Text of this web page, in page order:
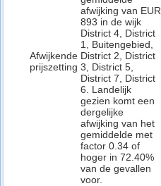
Afwijkende
prijszetting
afwijking van EUR
893 in de wijk
District 4, District
1, Buitengebied,
District 2, District
3, District 5,
District 7, District
6. Landelijk
gezien komt een
dergelijke
afwijking van het
gemiddelde met
factor 0.34 of
hoger in 72.40%
van de gevallen
voor.